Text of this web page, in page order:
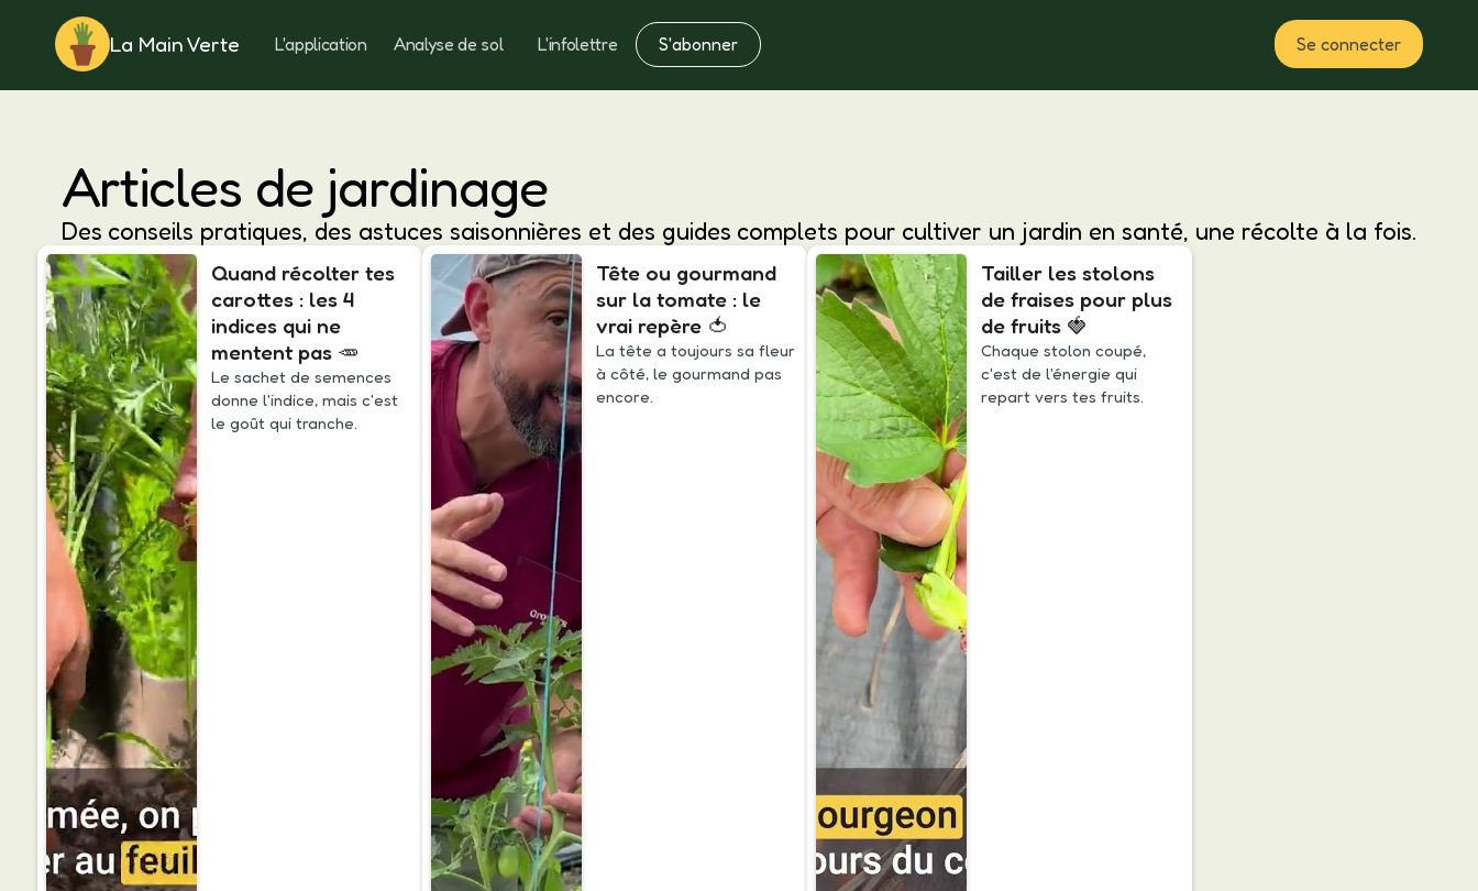
La Main Verte L'application Analyse de sol L'infolettre S'abonner Se connecter
Rotation Notes Fertilisation Plan
Articles de jardinage
Des conseils pratiques, des astuces saisonnières et des guides complets pour cultiver un jardin en santé, une récolte à la fois.
Quand récolter tes
carottes : les 4
indices qui ne
mentent pas 🥕
Le sachet de semences
donne l'indice, mais c'est
le goût qui tranche.
Tête ou gourmand
sur la tomate : le
vrai repère 🍅
La tête a toujours sa fleur
à côté, le gourmand pas
encore.
Tailler les stolons
de fraises pour plus
de fruits 🍓
Chaque stolon coupé,
c'est de l'énergie qui
repart vers tes fruits.